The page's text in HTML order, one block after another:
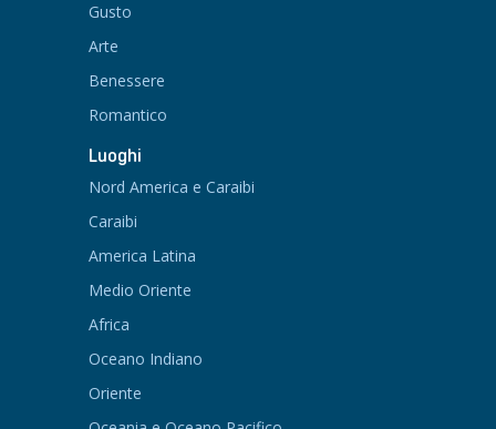
Gusto
Arte
Benessere
Romantico
Luoghi
Nord America e Caraibi
Caraibi
America Latina
Medio Oriente
Africa
Oceano Indiano
Oriente